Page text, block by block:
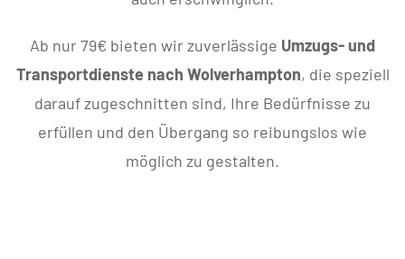
Ab nur 79€ bieten wir zuverlässige Umzugs- und
Transportdienste nach Wolverhampton, die speziell
darauf zugeschnitten sind, Ihre Bedürfnisse zu
erfüllen und den Übergang so reibungslos wie
möglich zu gestalten.